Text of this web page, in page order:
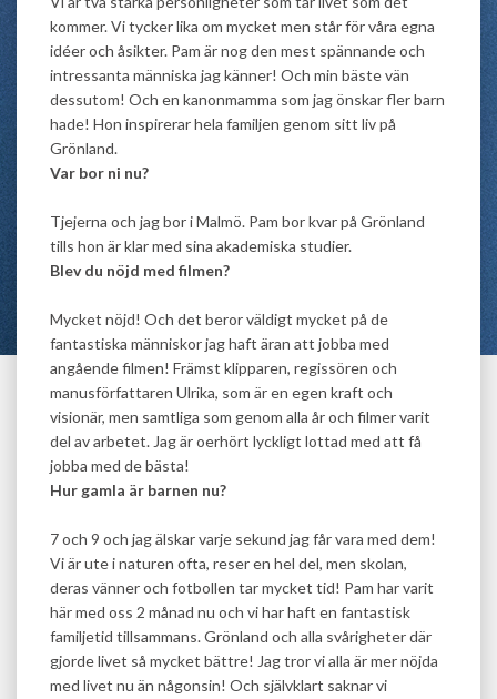
kommer. Vi tycker lika om mycket men står för våra egna
idéer och åsikter. Pam är nog den mest spännande och
intressanta människa jag känner! Och min bäste vän
dessutom! Och en kanonmamma som jag önskar fler barn
hade! Hon inspirerar hela familjen genom sitt liv på
Grönland.
Var bor ni nu?
Tjejerna och jag bor i Malmö. Pam bor kvar på Grönland
tills hon är klar med sina akademiska studier.
Blev du nöjd med filmen?
Mycket nöjd! Och det beror väldigt mycket på de
fantastiska människor jag haft äran att jobba med
angående filmen! Främst klipparen, regissören och
manusförfattaren Ulrika, som är en egen kraft och
visionär, men samtliga som genom alla år och filmer varit
del av arbetet. Jag är oerhört lyckligt lottad med att få
jobba med de bästa!
Hur gamla är barnen nu?
7 och 9 och jag älskar varje sekund jag får vara med dem!
Vi är ute i naturen ofta, reser en hel del, men skolan,
deras vänner och fotbollen tar mycket tid! Pam har varit
här med oss 2 månad nu och vi har haft en fantastisk
familjetid tillsammans. Grönland och alla svårigheter där
gjorde livet så mycket bättre! Jag tror vi alla är mer nöjda
med livet nu än någonsin! Och självklart saknar vi